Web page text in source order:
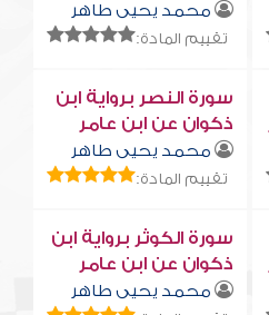
محمد يحيى طاهر
تقييم المادة:
سورة النصر برواية ابن
ذكوان عن ابن عامر
محمد يحيى طاهر
تقييم المادة:
سورة الكوثر برواية ابن
ذكوان عن ابن عامر
محمد يحيى طاهر